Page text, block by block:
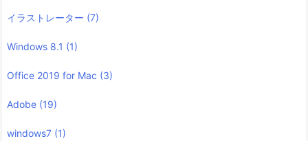
イラストレーター (7)
Windows 8.1 (1)
Office 2019 for Mac (3)
Adobe (19)
windows7 (1)